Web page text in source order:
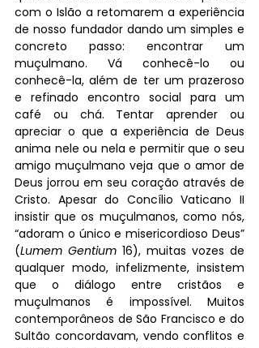
com o Islão a retomarem a experiência
de nosso fundador dando um simples e
concreto passo: encontrar um
muçulmano. Vá conhecê-lo ou
conhecê-la, além de ter um prazeroso
e refinado encontro social para um
café ou chá. Tentar aprender ou
apreciar o que a experiência de Deus
anima nele ou nela e permitir que o seu
amigo muçulmano veja que o amor de
Deus jorrou em seu coração através de
Cristo. Apesar do Concílio Vaticano II
insistir que os muçulmanos, como nós,
“adoram o único e misericordioso Deus”
(Lumem Gentium 16), muitas vozes de
qualquer modo, infelizmente, insistem
que o diálogo entre cristãos e
muçulmanos é impossível. Muitos
contemporâneos de São Francisco e do
Sultão concordavam, vendo conflitos e